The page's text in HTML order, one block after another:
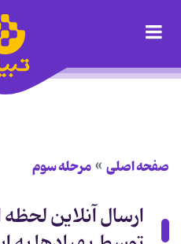
صفحه اصلی مرحله سوم
ارسال آنلاین